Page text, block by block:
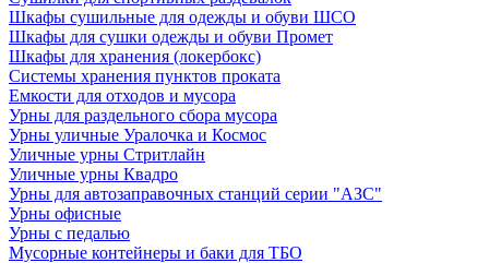
Шкафы сушильные для одежды и обуви ШСО
Шкафы для сушки одежды и обуви Промет
Шкафы для хранения (локербокс)
Системы хранения пунктов проката
Емкости для отходов и мусора
Урны для раздельного сбора мусора
Урны уличные Уралочка и Космос
Уличные урны Стритлайн
Уличные урны Квадро
Урны для автозаправочных станций серии "АЗС"
Урны офисные
Урны с педалью
Мусорные контейнеры и баки для ТБО